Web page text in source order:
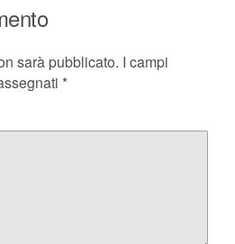
sarà pubblicato. I campi
*